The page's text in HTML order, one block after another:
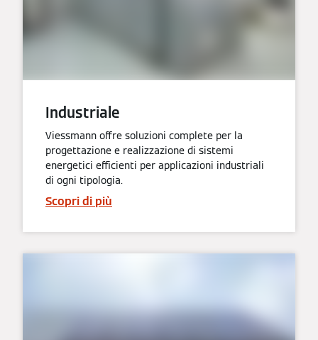
Industriale
Viessmann offre soluzioni complete per la
progettazione e realizzazione di sistemi
energetici efficienti per applicazioni industriali
di ogni tipologia.
Scopri di più